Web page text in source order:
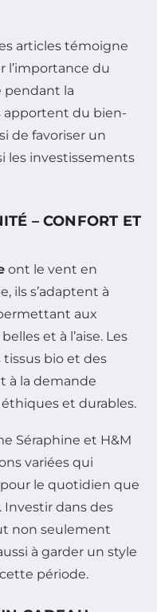
articles témoigne
l’importance du
pendant la
apportent du bien-
de favoriser un
les investissements
– CONFORT ET
ont le vent en
ils s’adaptent à
aux
et à l’aise. Les
bio et des
à la demande
et durables.
Séraphine et H&M
variées qui
le quotidien que
Investir dans des
non seulement
à garder un style
période.